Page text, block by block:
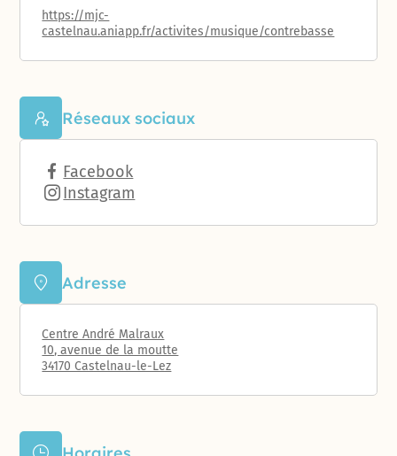
https://mjc-
castelnau.aniapp.fr/activites/musique/contrebasse
Réseaux sociaux
Facebook
Instagram
Adresse
Centre André Malraux
10, avenue de la moutte
34170 Castelnau-le-Lez